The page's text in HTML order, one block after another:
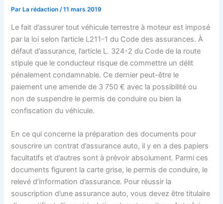
Par La rédaction/11 mars 2019
Le fait d’assurer tout véhicule terrestre à moteur est imposé
par la loi selon l’article L211-1 du Code des assurances. À
défaut d’assurance, l’article L. 324-2 du Code de la route
stipule que le conducteur risque de commettre un délit
pénalement condamnable. Ce dernier peut-être le
paiement une amende de 3 750 € avec la possibilité ou
non de suspendre le permis de conduire ou bien la
confiscation du véhicule.
En ce qui concerne la préparation des documents pour
souscrire un contrat d’assurance auto, il y en a des papiers
facultatifs et d’autres sont à prévoir absolument. Parmi ces
documents figurent la carte grise, le permis de conduire, le
relevé d’information d’assurance. Pour réussir la
souscription d’une assurance auto, vous devez être titulaire